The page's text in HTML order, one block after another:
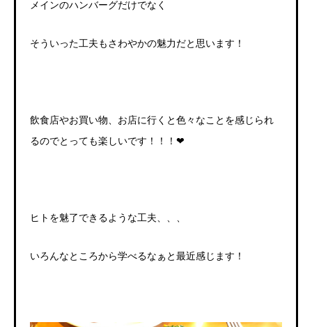
メインのハンバーグだけでなく
そういった工夫もさわやかの魅力だと思います！
飲食店やお買い物、お店に行くと色々なことを感じられ
るのでとっても楽しいです！！！❤
ヒトを魅了できるような工夫、、、
いろんなところから学べるなぁと最近感じます！